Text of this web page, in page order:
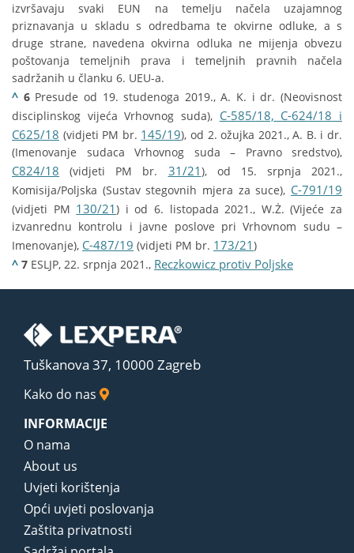
izvršavaju svaki EUN na temelju načela uzajamnog
priznavanja u skladu s odredbama te okvirne odluke, a s
druge strane, navedena okvirna odluka ne mijenja obvezu
poštovanja temeljnih prava i temeljnih pravnih načela
sadržanih u članku 6. UEU-a.
^ 6Presude od 19. studenoga 2019., A. K. i dr. (Neovisnost
disciplinskog vijeća Vrhovnog suda), C-585/18, C-624/18 i
C625/18 (vidjeti PM br. 145/19), od 2. ožujka 2021., A. B. i dr.
(Imenovanje sudaca Vrhovnog suda – Pravno sredstvo),
C824/18 (vidjeti PM br. 31/21), od 15. srpnja 2021.,
Komisija/Poljska (Sustav stegovnih mjera za suce), C-791/19
(vidjeti PM 130/21) i od 6. listopada 2021., W.Ż. (Vijeće za
izvanrednu kontrolu i javne poslove pri Vrhovnom sudu –
Imenovanje), C-487/19 (vidjeti PM br. 173/21)
^ 7 ESLJP, 22. srpnja 2021., Reczkowicz protiv Poljske
Tuškanova 37, 10000 Zagreb
Kako do nas
INFORMACIJE
O nama
About us
Uvjeti korištenja
Opći uvjeti poslovanja
Zaštita privatnosti